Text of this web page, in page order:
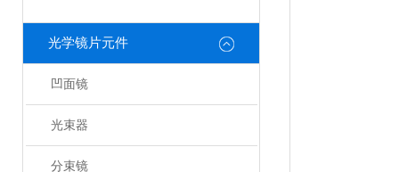
光学镜片元件
凹面镜
光束器
分束镜